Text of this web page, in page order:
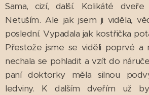
Sama, cizí, další. Kolikáté
Netuším. Ale jak jsem ji viděla,
poslední. Vypadala jak kostřička
Přestože jsme se viděli poprvé a
nechala se pohladit a vzít do
paní doktorky měla silnou
ledviny. K dalším dveřím už